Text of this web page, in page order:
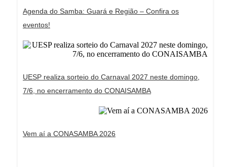
Agenda do Samba: Guará e Região – Confira os
eventos!
UESP realiza sorteio do Carnaval 2027 neste domingo,
7/6, no encerramento do CONAISAMBA
Vem aí a CONASAMBA 2026